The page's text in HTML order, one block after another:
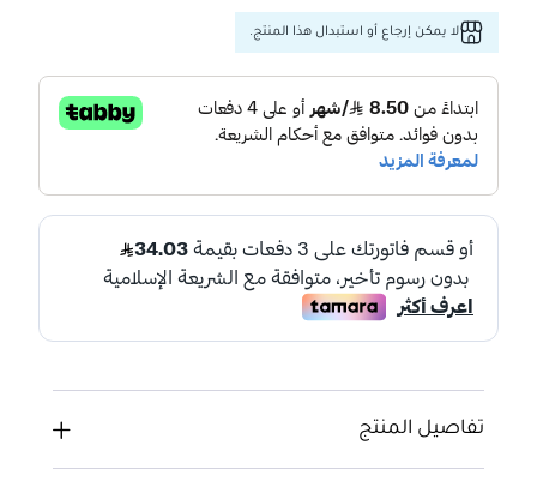
لا يمكن إرجاع أو استبدال هذا المنتج.
تفاصيل المنتج